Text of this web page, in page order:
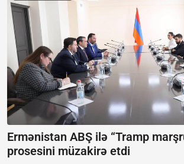
Ermənistan ABŞ ilə “Tramp
prosesini müzakirə etdi